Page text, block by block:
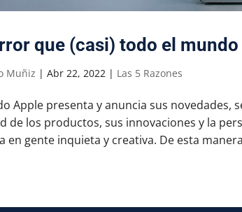
que (casi) todo el
Muñiz |Abr 22, 2022 | Las 5 Razones
Apple presenta y anuncia sus
de los productos, sus innovaciones y la
en gente inquieta y creativa. De esta